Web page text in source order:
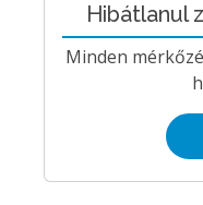
Hibátlanul
Minden